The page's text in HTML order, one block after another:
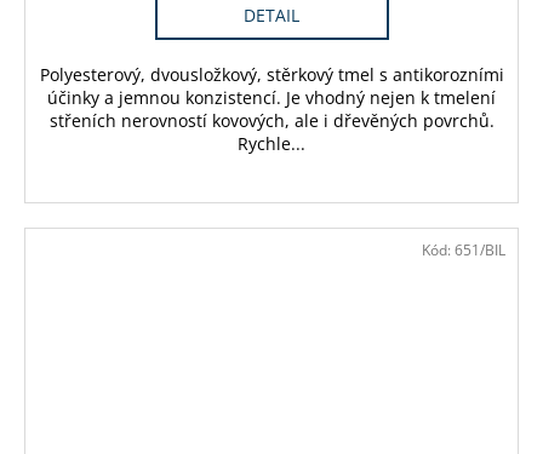
DETAIL
Polyesterový, dvousložkový, stěrkový tmel s antikorozními
účinky a jemnou konzistencí. Je vhodný nejen k tmelení
střeních nerovností kovových, ale i dřevěných povrchů.
Rychle...
Kód: 651/BIL